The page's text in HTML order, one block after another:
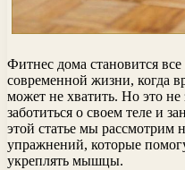
Фитнес дома становится
современной жизни, когда
может не хватить. Но это
заботиться о своем теле и
этой статье мы рассмотрим
упражнений, которые
укреплять мышцы.